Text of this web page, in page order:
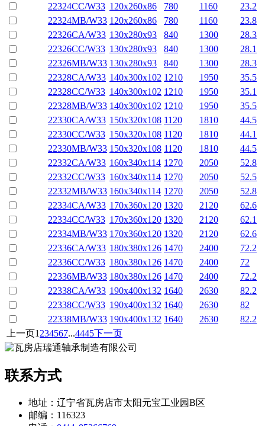
22324CC/W33 120x260x86 780 1160
23.2
22324MB/W33 120x260x86 780 1160
23.8
22326CA/W33 130x280x93 840 1300
28.3
22326CC/W33 130x280x93 840 1300
28.1
22326MB/W33 130x280x93 840 1300
28.3
22328CA/W33 140x300x102 1210 1950
35.5
22328CC/W33 140x300x102 1210 1950
35.1
22328MB/W33 140x300x102 1210 1950
35.5
22330CA/W33 150x320x108 1120 1810
44.5
22330CC/W33 150x320x108 1120 1810
44.1
22330MB/W33 150x320x108 1120 1810
44.5
22332CA/W33 160x340x114 1270 2050
52.8
22332CC/W33 160x340x114 1270 2050
52.5
22332MB/W33 160x340x114 1270 2050
52.8
22334CA/W33 170x360x120 1320 2120
62.6
22334CC/W33 170x360x120 1320 2120
62.1
22334MB/W33 170x360x120 1320 2120
62.6
22336CA/W33 180x380x126 1470 2400
72.2
22336CC/W33 180x380x126 1470 2400
72
22336MB/W33 180x380x126 1470 2400
72.2
22338CA/W33 190x400x132 1640 2630
82.2
22338CC/W33 190x400x132 1640 2630
82
22338MB/W33 190x400x132 1640 2630
82.2
上一页1 234567...4445下一页
联系方式
地址：辽宁省瓦房店市太阳元宝工业园B区
邮编：116323